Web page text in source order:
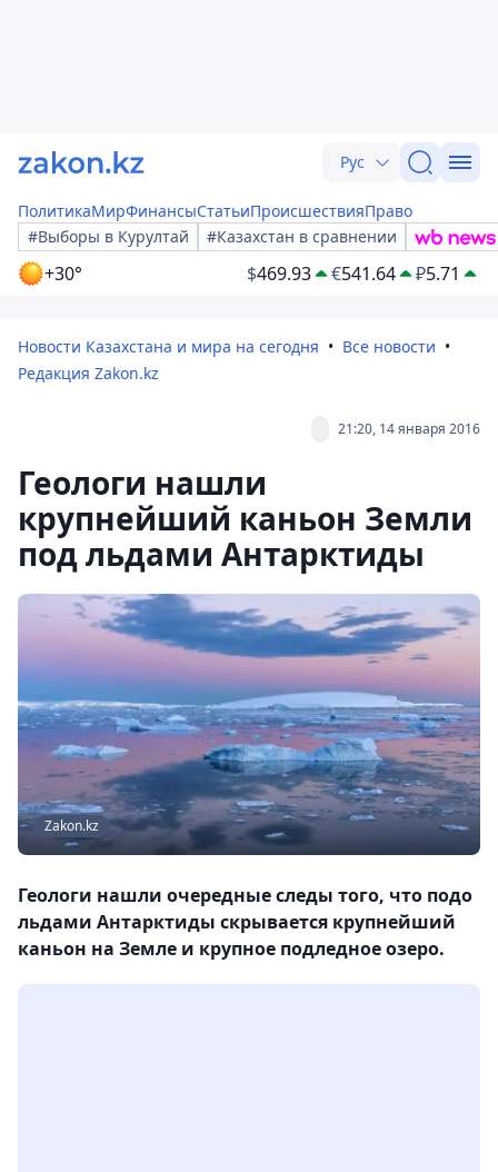
Рус
ПолитикаМирФинансыСтатьиПроисшествияПраво
#Выборы в Курултай
#Казахстан в сравнении
+30° $469.93 €541.64 ₽5.71
Новости Казахстана и мира на сегодня
Все новости
Редакция Zakon.kz
21:20, 14 января 2016
Геологи нашли
крупнейший каньон Земли
под льдами Антарктиды
Zakon.kz
Геологи нашли очередные следы того, что подо
льдами Антарктиды скрывается крупнейший
каньон на Земле и крупное подледное озеро.